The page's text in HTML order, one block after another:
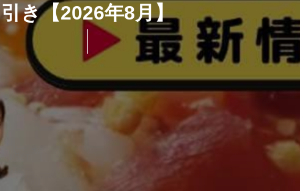
引き【2026年8月】